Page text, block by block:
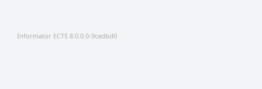
Informator ECTS 8.0.0.0-9cadbd0